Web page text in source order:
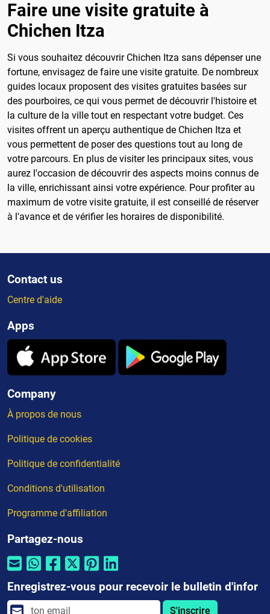
Faire une visite gratuite à
Chichen Itza
Si vous souhaitez découvrir Chichen Itza sans dépenser une
fortune, envisagez de faire une visite gratuite. De nombreux
guides locaux proposent des visites gratuites basées sur
des pourboires, ce qui vous permet de découvrir l'histoire et
la culture de la ville tout en respectant votre budget. Ces
visites offrent un aperçu authentique de Chichen Itza et
vous permettent de poser des questions tout au long de
votre parcours. En plus de visiter les principaux sites, vous
aurez l'occasion de découvrir des aspects moins connus de
la ville, enrichissant ainsi votre expérience. Pour profiter au
maximum de votre visite gratuite, il est conseillé de réserver
à l'avance et de vérifier les horaires de disponibilité.
Contact us
Centre d'aide
Apps
Company
À propos de nous
Politique de cookies
Politique de confidentialité
Conditions d'utilisation
Programme d'affiliation
Partagez-nous
Enregistrez-vous pour recevoir le bulletin d'infor
S'inscrire